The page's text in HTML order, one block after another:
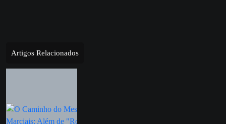
Artigos Relacionados